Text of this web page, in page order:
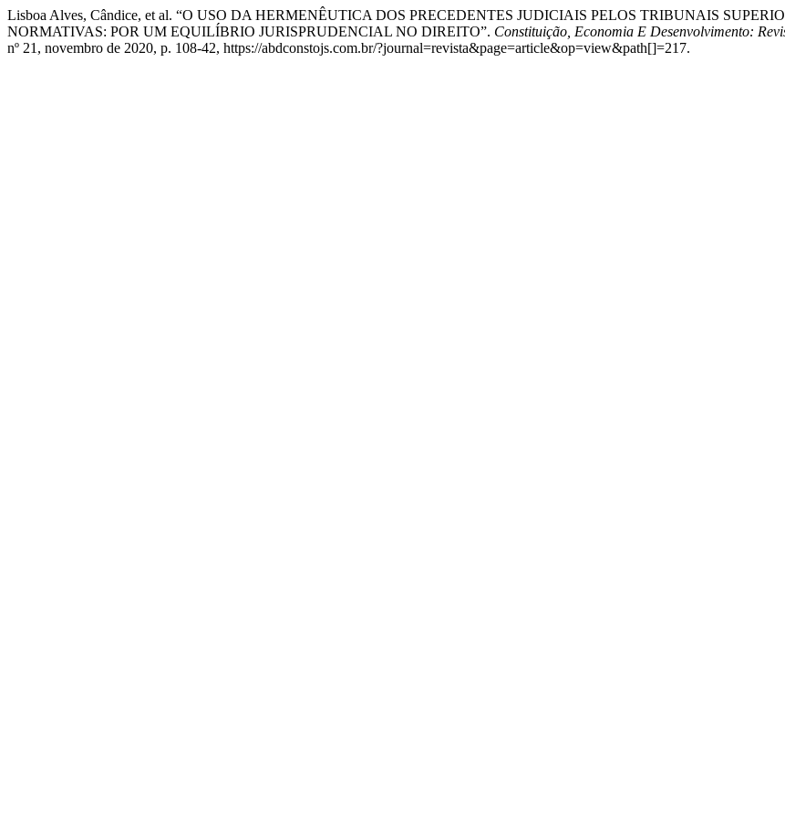
Lisboa Alves, Cândice, et al. “O USO DA HERMENÊUTICA DOS PRECEDENTES JUDICIAIS PELOS TRIBUNAIS
NORMATIVAS: POR UM EQUILÍBRIO JURISPRUDENCIAL NO DIREITO”. Constituição, Economia E Desenvolvimento:
nº 21, novembro de 2020, p. 108-42, https://abdconstojs.com.br/?journal=revista&page=article&op=view&path[]=217.